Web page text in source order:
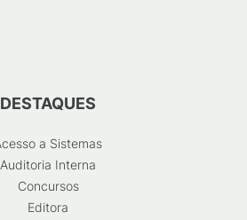
DESTAQUES
a Sistemas
Auditoria Interna
Concursos
Editora